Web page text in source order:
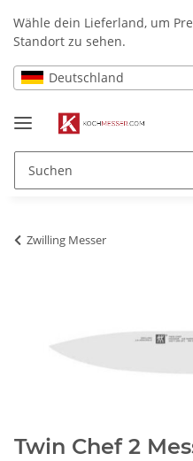
Wähle dein Lieferland, um
Standort zu sehen.
Deutschland
Zwilling Messer
Twin Chef 2